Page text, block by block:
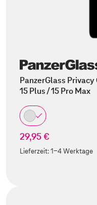
PanzerGlass Privacy
15 Plus / 15 Pro Max
29,95 €
Lieferzeit:1-4 Werktage